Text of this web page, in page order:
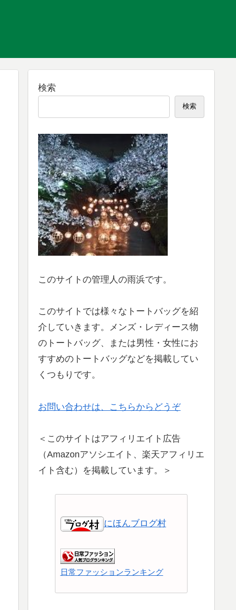
検索
検索
このサイトの管理人の雨浜です。
このサイトでは様々なトートバッグを紹
介していきます。メンズ・レディース物
のトートバッグ、または男性・女性にお
すすめのトートバッグなどを掲載してい
くつもりです。
お問い合わせは、こちらからどうぞ
＜このサイトはアフィリエイト広告
（Amazonアソシエイト、楽天アフィリエ
イト含む）を掲載しています。＞
にほんブログ村
日常ファッションランキング